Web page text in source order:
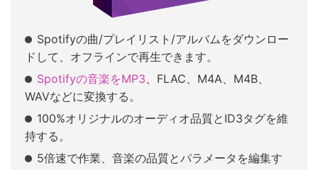
Spotifyの曲/プレイリスト/アルバムをダウンロー
ドして、オフラインで再生できます。
Spotifyの音楽をMP3、FLAC、M4A、M4B、
WAVなどに変換する。
100%オリジナルのオーディオ品質とID3タグを維
持する。
5倍速で作業、音楽の品質とパラメータを編集す